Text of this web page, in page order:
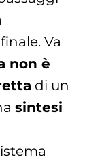
Va
non è
di un
sintesi